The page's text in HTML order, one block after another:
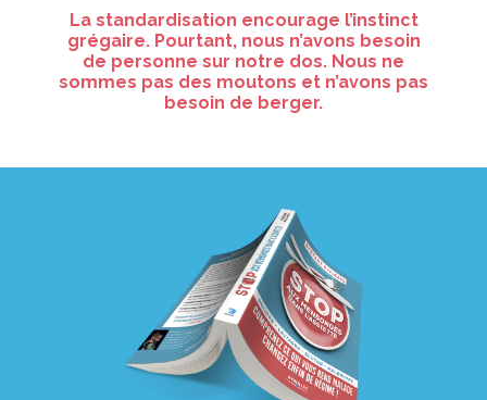
La standardisation encourage l’instinct
grégaire. Pourtant, nous n’avons besoin
de personne sur notre dos. Nous ne
sommes pas des moutons et n’avons pas
besoin de berger.